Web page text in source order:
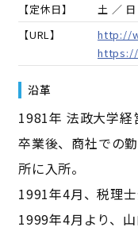
【定休日】
土 ／
【URL】
http://
沿革
1981年 法政大学経
卒業後、商社での
所に入所。
1991年4月、税理士
1999年4月より、